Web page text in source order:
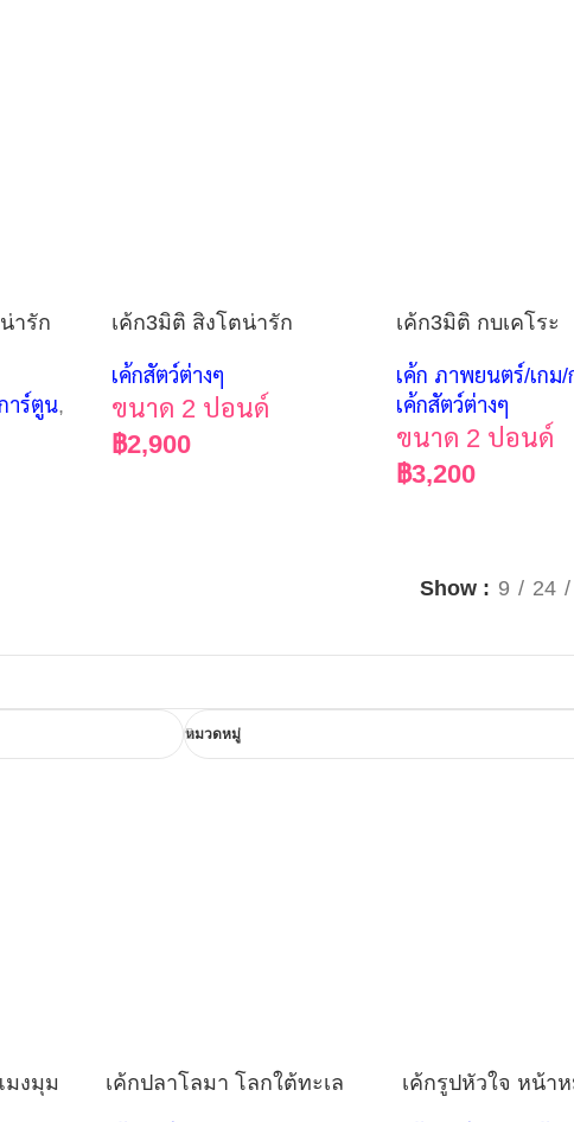
ารัก
าร์ตูน,
เค้ก3มิติ สิงโตน่ารัก
เค้กสัตว์ต่างๆ
ขนาด 2 ปอนด์
฿2,900
เค้ก3มิติ กบเคโระ
เค้ก ภาพยนตร์/เกม
เค้กสัตว์ต่างๆ
ขนาด 2 ปอนด์
฿3,200
Show 9 24
หมวดหมู่
มงมุม เค้กปลาโลมา โลกใต้ทะเล เค้กรูปหัวใจ หน้า